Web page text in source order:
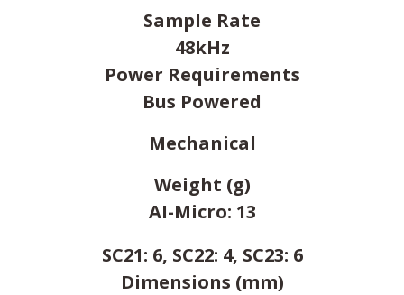
Sample Rate
48kHz
Power Requirements
Bus Powered
Mechanical
Weight (g)
AI-Micro: 13
SC21: 6, SC22: 4, SC23: 6
Dimensions (mm)